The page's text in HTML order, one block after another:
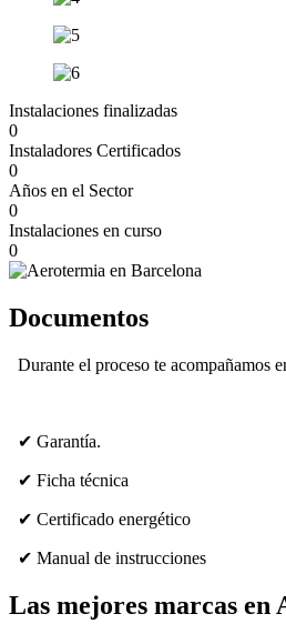
Instalaciones finalizadas​
0
Instaladores Certificados​
0
Años en el Sector
0
Instalaciones en curso
0
Documentos
Durante el proceso te acompañamos
✔ Garantía.
✔ Ficha técnica
✔ Certificado energético
✔ Manual de instrucciones
Las mejores marcas en